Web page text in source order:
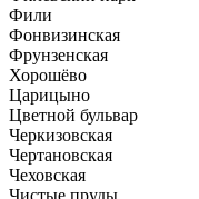
Фили
Фонвизинская
Фрунзенская
Хорошёво
Царицыно
Цветной бульвар
Черкизовская
Чертановская
Чеховская
Чистые пруды